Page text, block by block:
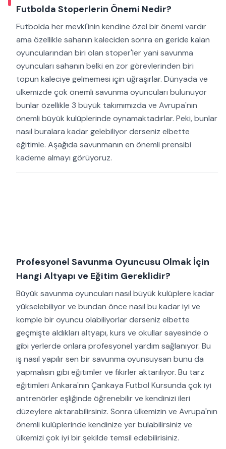
Futbolda Stoperlerin Önemi Nedir?
Futbolda her mevki'inin kendine özel bir önemi vardır
ama özellikle sahanın kaleciden sonra en geride kalan
oyuncularından biri olan stoper'ler yani savunma
oyuncuları sahanın belki en zor görevlerinden biri
topun kaleciye gelmemesi için uğraşırlar. Dünyada ve
ülkemizde çok önemli savunma oyuncuları bulunuyor
bunlar özellikle 3 büyük takımımızda ve Avrupa'nın
önemli büyük kulüplerinde oynamaktadırlar. Peki, bunlar
nasıl buralara kadar gelebiliyor derseniz elbette
eğitimle. Aşağıda savunmanın en önemli prensibi
kademe almayı görüyoruz.
Profesyonel Savunma Oyuncusu Olmak İçin
Hangi Altyapı ve Eğitim Gereklidir?
Büyük savunma oyuncuları nasıl büyük kulüplere kadar
yükselebiliyor ve bundan önce nasıl bu kadar iyi ve
komple bir oyuncu olabiliyorlar derseniz elbette
geçmişte aldıkları altyapı, kurs ve okullar sayesinde o
gibi yerlerde onlara profesyonel yardım sağlanıyor. Bu
iş nasıl yapılır sen bir savunma oyunsuysan bunu da
yapmalısın gibi eğitimler ve fikirler aktarılıyor. Bu tarz
eğitimleri Ankara'nın Çankaya Futbol Kursunda çok iyi
antrenörler eşliğinde öğrenebilir ve kendinizi ileri
düzeylere aktarabilirsiniz. Sonra ülkemizin ve Avrupa'nın
önemli kulüplerinde kendinize yer bulabilirsiniz ve
ülkemizi çok iyi bir şekilde temsil edebilirisiniz.